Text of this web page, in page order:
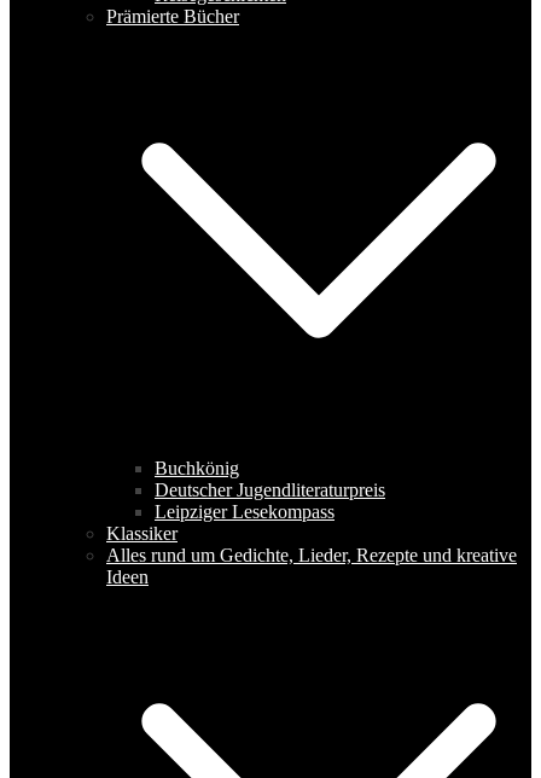
Prämierte Bücher
Buchkönig
Deutscher Jugendliteraturpreis
Leipziger Lesekompass
Klassiker
Alles rund um Gedichte, Lieder, Rezepte und kreative
Ideen